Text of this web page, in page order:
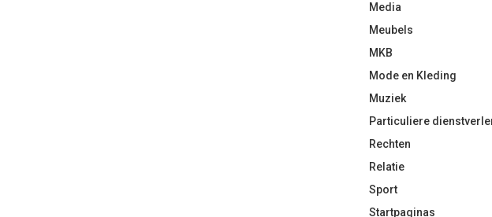
Media
Meubels
MKB
Mode en Kleding
Muziek
Particuliere
Rechten
Relatie
Sport
Startpaginas